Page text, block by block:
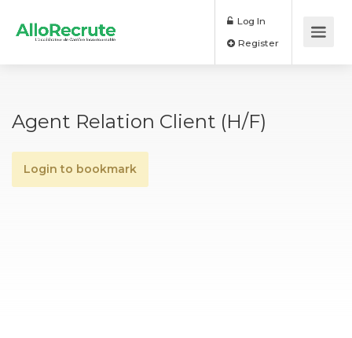
Log In
Agent Relation Client (H/F)
Login to bookmark